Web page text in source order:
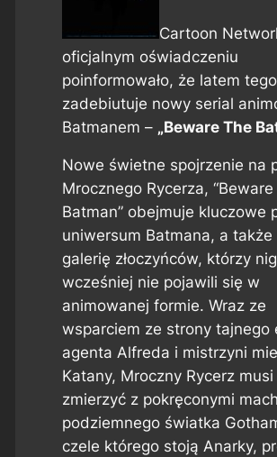
Cartoon
oficjalnym oświadczeniu
poinformowało, że latem
zadebiutuje nowy serial
Batmanem – „Beware The
Nowe świetne spojrzenie na
Mrocznego Rycerza,
Batman” obejmuje kluczowe
uniwersum Batmana, a także
galerię złoczyńców, którzy
wcześniej nie pojawili się w
animowanej formie. Wraz ze
wsparciem ze strony tajnego
agenta Alfreda i mistrzyni
Katany, Mroczny Rycerz musi
zmierzyć z pokręconymi
podziemnego światka
czele którego stoją Anarky,